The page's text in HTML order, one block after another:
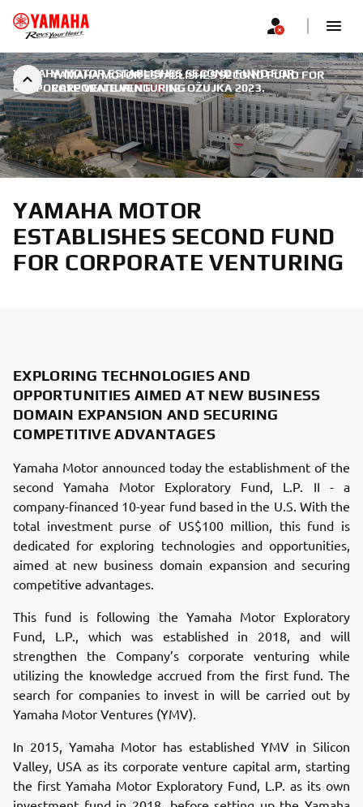
YAMAHA MOTOR ESTABLISHES SECOND FUND FOR
CORPORATE VENTURING
YAMAHA MOTOR ESTABLISHES SECOND FUND FOR
CORPORATE VENTURING | 12. OŽUJKA 2023.
YAMAHA MOTOR
ESTABLISHES SECOND FUND
FOR CORPORATE VENTURING
EXPLORING TECHNOLOGIES AND
OPPORTUNITIES AIMED AT NEW BUSINESS
DOMAIN EXPANSION AND SECURING
COMPETITIVE ADVANTAGES
Yamaha Motor announced today the establishment of the
second Yamaha Motor Exploratory Fund, L.P. II - a
company-financed 10-year fund based in the U.S. With the
total investment purse of US$100 million, this fund is
dedicated for exploring technologies and opportunities,
aimed at new business domain expansion and securing
competitive advantages.
This fund is following the Yamaha Motor Exploratory
Fund, L.P., which was established in 2018, and will
strengthen the Company’s corporate venturing while
utilizing the knowledge accrued from the first fund. The
search for companies to invest in will be carried out by
Yamaha Motor Ventures (YMV).
In 2015, Yamaha Motor has established YMV in Silicon
Valley, USA as its corporate venture capital arm, starting
the first Yamaha Motor Exploratory Fund, L.P. as its own